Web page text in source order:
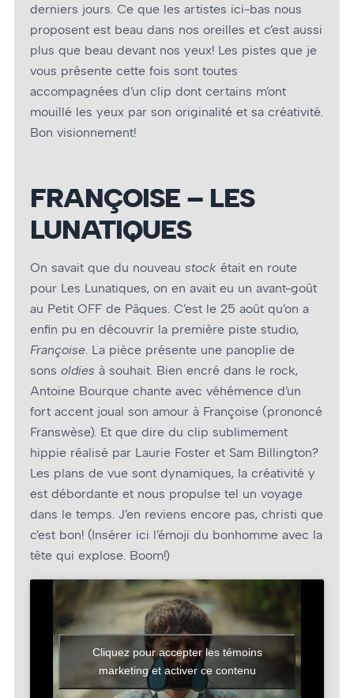
derniers jours. Ce que les artistes ici-bas nous
proposent est beau dans nos oreilles et c’est aussi
plus que beau devant nos yeux! Les pistes que je
vous présente cette fois sont toutes
accompagnées d’un clip dont certains m’ont
mouillé les yeux par son originalité et sa créativité.
Bon visionnement!
FRANÇOISE – LES
LUNATIQUES
On savait que du nouveau stock était en route
pour Les Lunatiques, on en avait eu un avant-goût
au Petit OFF de Pâques. C’est le 25 août qu’on a
enfin pu en découvrir la première piste studio,
Françoise. La pièce présente une panoplie de
sons oldies à souhait. Bien encré dans le rock,
Antoine Bourque chante avec véhémence d’un
fort accent joual son amour à Françoise (prononcé
Franswèse). Et que dire du clip sublimement
hippie réalisé par Laurie Foster et Sam Billington?
Les plans de vue sont dynamiques, la créativité y
est débordante et nous propulse tel un voyage
dans le temps. J’en reviens encore pas, christi que
c’est bon! (Insérer ici l’émoji du bonhomme avec la
tête qui explose. Boom!)
Cliquez pour accepter les témoins
marketing et activer ce contenu